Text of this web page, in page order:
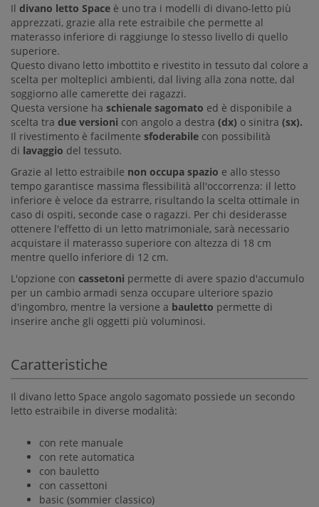
Il divano letto Space è uno tra i modelli di divano-letto più
apprezzati, grazie alla rete estraibile che permette al
materasso inferiore di raggiunge lo stesso livello di quello
superiore.
Questo divano letto imbottito e rivestito in tessuto dal colore a
scelta per molteplici ambienti, dal living alla zona notte, dal
soggiorno alle camerette dei ragazzi.
Questa versione ha schienale sagomato ed è disponibile a
scelta tra due versioni con angolo a destra (dx) o sinitra (sx).
Il rivestimento è facilmente sfoderabile con possibilità
di lavaggio del tessuto.
Grazie al letto estraibile non occupa spazio e allo stesso
tempo garantisce massima flessibilità all'occorrenza: il letto
inferiore è veloce da estrarre, risultando la scelta ottimale in
caso di ospiti, seconde case o ragazzi. Per chi desiderasse
ottenere l'effetto di un letto matrimoniale, sarà necessario
acquistare il materasso superiore con altezza di 18 cm
mentre quello inferiore di 12 cm.
L'opzione con cassetoni permette di avere spazio d'accumulo
per un cambio armadi senza occupare ulteriore spazio
d'ingombro, mentre la versione a bauletto permette di
inserire anche gli oggetti più voluminosi.
Caratteristiche
Il divano letto Space angolo sagomato possiede un secondo
letto estraibile in diverse modalità:
con rete manuale
con rete automatica
con bauletto
con cassettoni
basic (sommier classico)